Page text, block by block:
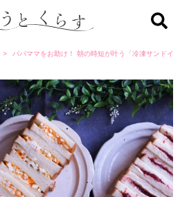
パパママをお助け！ 朝の時短が叶う「冷凍サンドイ